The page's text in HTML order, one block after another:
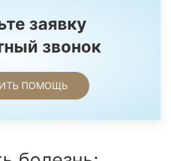
заявку
звонок
ПОМОЩЬ